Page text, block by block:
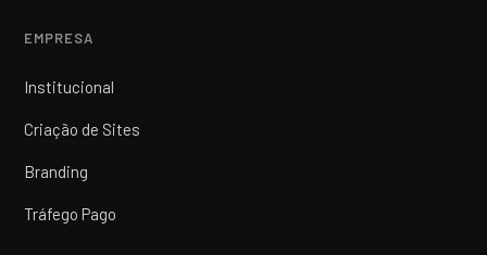
EMPRESA
Institucional
Criação de Sites
Branding
Tráfego Pago